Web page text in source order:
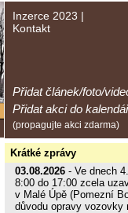
Inzerce 2023 |
Kontakt
Přidat článek/foto/
Přidat akci do
(propagujte akci zdarma)
Krátké zprávy
03.08.2026 - Ve dnech
8:00 do 17:00 zcela
v Malé Úpě (Pomezní
důvodu opravy vozovky